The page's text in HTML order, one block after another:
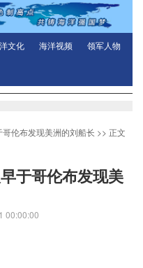
文化 海洋视频 领军人物
伦布发现美洲的刘船长 >> 正文
于哥伦布发现美
00:00:00